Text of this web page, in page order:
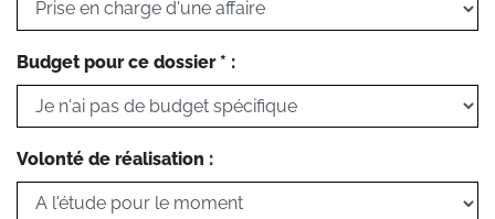
Budget pour ce dossier * :
Volonté de réalisation :